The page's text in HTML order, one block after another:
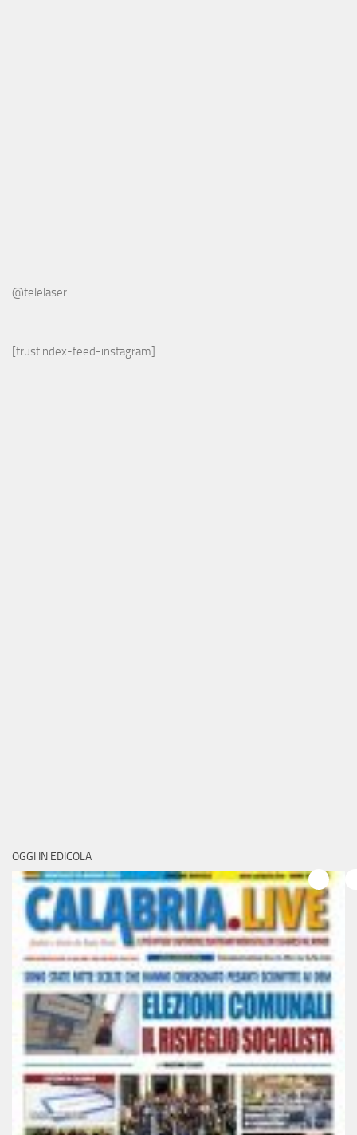
@telelaser
[trustindex-feed-instagram]
OGGI IN EDICOLA